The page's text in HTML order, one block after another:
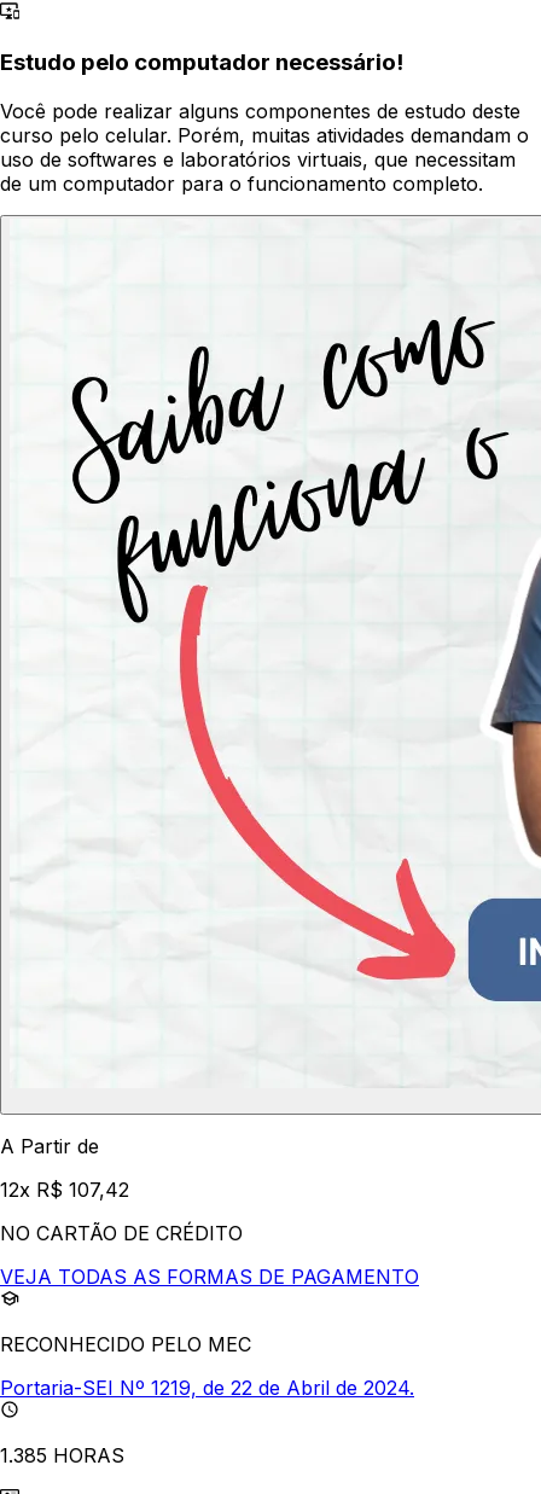
Estudo pelo computador necessário!
Você pode realizar alguns componentes de estudo deste
curso pelo celular. Porém, muitas atividades demandam o
uso de softwares e laboratórios virtuais, que necessitam
de um computador para o funcionamento completo.
A Partir de
12x R$ 107,42
NO CARTÃO DE CRÉDITO
VEJA TODAS AS FORMAS DE PAGAMENTO
RECONHECIDO PELO MEC
Portaria-SEI Nº 1219, de 22 de Abril de 2024.
1.385 HORAS